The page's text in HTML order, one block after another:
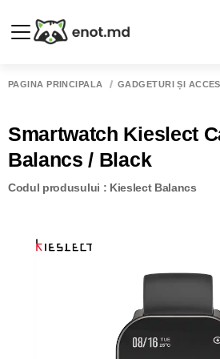
PAGINA PRINCIPALĂ GADGETURI ȘI
Smartwatch Kieslect
Balancs / Black
Codul produsului : Kieslect Balancs